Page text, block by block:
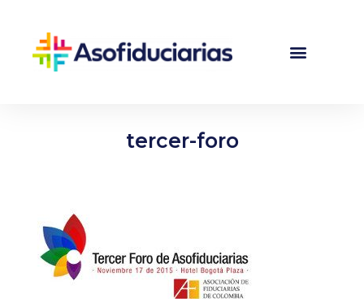
tercer-foro